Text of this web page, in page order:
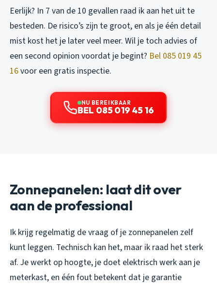
Eerlijk? In 7 van de 10 gevallen raad ik aan het uit te
besteden. De risico’s zijn te groot, en als je één detail
mist kost het je later veel meer. Wil je toch advies of
een second opinion voordat je begint? Bel 085 019 45
16voor een gratis inspectie.
NU BEREIKBAAR
BEL 085 019 45 16
Zonnepanelen: laat dit over
aan de professional
Ik krijg regelmatig de vraag of je zonnepanelen zelf
kunt leggen. Technisch kan het, maar ik raad het sterk
af. Je werkt op hoogte, je doet elektrisch werk aan je
meterkast, en één fout betekent dat je garantie